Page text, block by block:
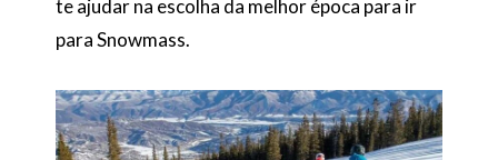
te ajudar na escolha da melhor época para ir
para Snowmass.